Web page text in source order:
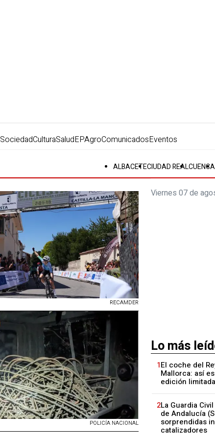
SociedadCulturaSaludEPAgroComunicadosEventos
ALBACETECIUDAD REALCUENCA
RECAMDER
POLICÍA NACIONAL
Viernes 07 de
Lo más
1El coche del
Mallorca: así
edición
2La Guardia
de Andalucía
sorprendidas
catalizadores